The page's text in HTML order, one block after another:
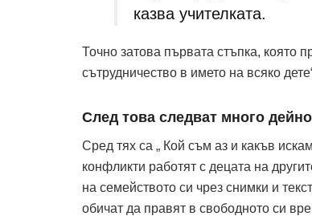
казва учителката.
Точно затова първата стъпка, която
сътрудничество в името на всяко
След това следват много
Сред тях са „ Кой съм аз и какъв
конфликти работят с децата на
на семейството си чрез снимки и
обичат да правят в свободното си